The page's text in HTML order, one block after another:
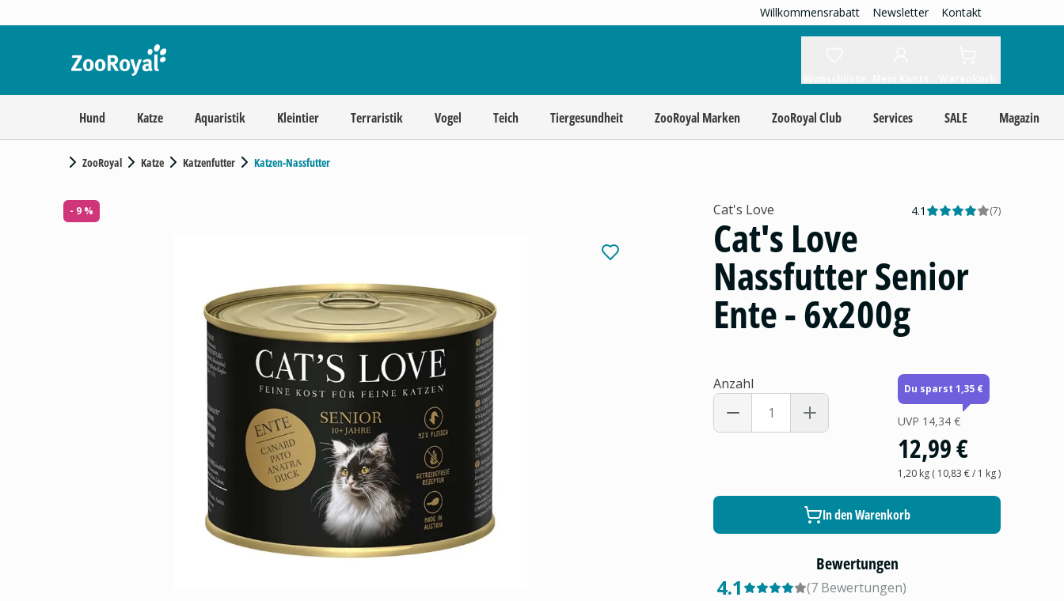
Willkommensrabatt Newsletter Kontakt
Hund Katze Aquaristik Kleintier Terraristik Vogel Teich Tiergesundheit ZooRoyal Marken ZooRoyal Club Services SALE Magazin
ZooRoyal Katze Katzenfutter Katzen-Nassfutter
- 9 % Cat's Love 4.1 (7)
Cat's Love
Nassfutter Senior
Ente - 6x200g
Anzahl Du sparst 1,35 €
UVP 14,34 €
12,99 €
1,20 kg( 10,83 €/ 1 kg)
In den Warenkorb
Bewertungen
4.1 (7 Bewertungen)